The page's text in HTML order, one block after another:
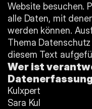
Website besuchen.
alle Daten, mit
werden können.
Thema
diesem Text
Wer ist
Kulxpert
Sara Kul